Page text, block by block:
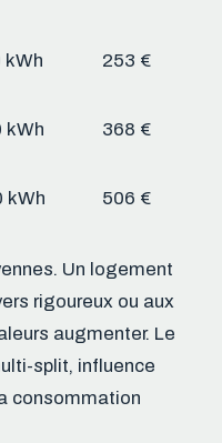
kWh 253 €
kWh 368 €
kWh 506 €
Un logement
rigoureux ou aux
augmenter. Le
split, influence
consommation